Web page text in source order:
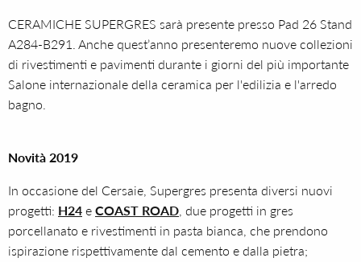
CERAMICHE SUPERGRES sarà presente presso Pad 26 Stand
A284-B291. Anche quest’anno presenteremo nuove collezioni
di rivestimenti e pavimenti durante i giorni del più importante
Salone internazionale della ceramica per l'edilizia e l'arredo
bagno.
Novità 2019
In occasione del Cersaie, Supergres presenta diversi nuovi
progetti: H24 e COAST ROAD , due progetti in gres
porcellanato e rivestimenti in pasta bianca, che prendono
ispirazione rispettivamente dal cemento e dalla pietra;